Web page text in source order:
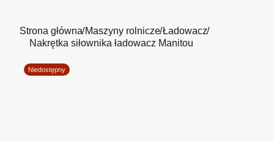
Strona główna Maszyny rolnicze Ładowacz
Nakrętka siłownika ładowacz Manitou
Niedostępny